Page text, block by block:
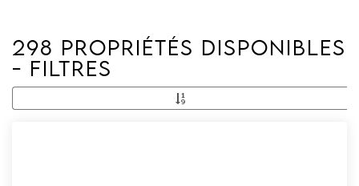
298 Propriétés disponibles
- Filtres